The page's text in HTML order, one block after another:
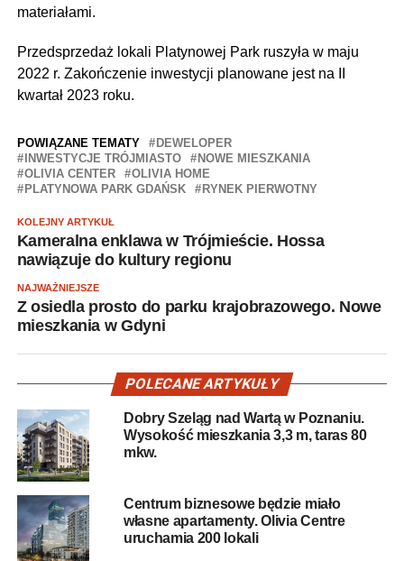
materiałami.
Przedsprzedaż lokali Platynowej Park ruszyła w maju
2022 r. Zakończenie inwestycji planowane jest na II
kwartał 2023 roku.
POWIĄZANE TEMATY
DEWELOPER
INWESTYCJE TRÓJMIASTO
NOWE MIESZKANIA
OLIVIA CENTER
OLIVIA HOME
PLATYNOWA PARK GDAŃSK
RYNEK PIERWOTNY
KOLEJNY ARTYKUŁ
Kameralna enklawa w Trójmieście. Hossa
nawiązuje do kultury regionu
NAJWAŻNIEJSZE
Z osiedla prosto do parku krajobrazowego. Nowe
mieszkania w Gdyni
POLECANE ARTYKUŁY
Dobry Szeląg nad Wartą w Poznaniu.
Wysokość mieszkania 3,3 m, taras 80
mkw.
Centrum biznesowe będzie miało
własne apartamenty. Olivia Centre
uruchamia 200 lokali